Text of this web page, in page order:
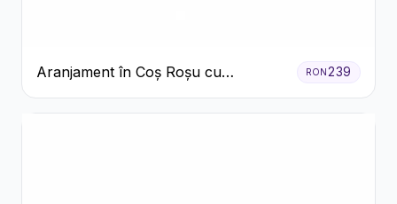
Aranjament în Coș Roșu cu
Trandafiri și Crizanteme Albe
RON239